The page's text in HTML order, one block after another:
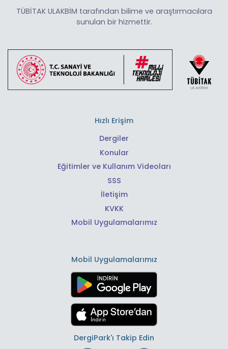
TÜBİTAK ULAKBİM tarafından bilime ve araştırmacılara
sunulan bir hizmettir.
Hızlı Erişim
Dergiler
Konular
Eğitimler ve Kullanım Videoları
SSS
İletişim
KVKK
Mobil Uygulamalarımız
Mobil Uygulamalarımız
DergiPark'ı Takip Edin